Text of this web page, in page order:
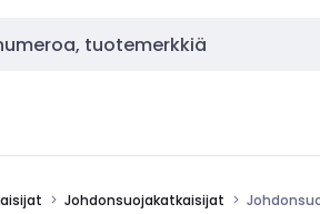
Johdonsuojakatkaisijat